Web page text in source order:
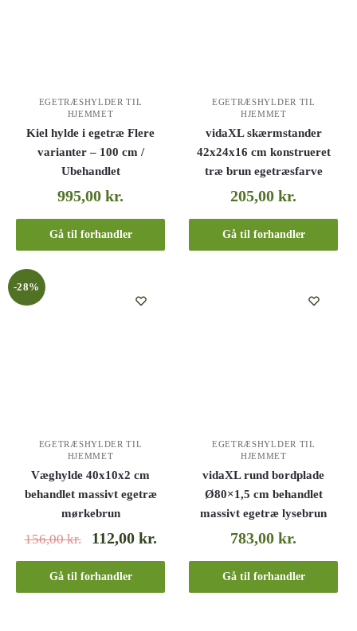
EGETRÆSHYLDER TIL
HJEMMET
Kiel hylde i egetræ Flere
varianter – 100 cm /
Ubehandlet
995,00kr.
Gå til forhandler
EGETRÆSHYLDER TIL
HJEMMET
vidaXL skærmstander
42x24x16 cm konstrueret
træ brun egetræsfarve
205,00kr.
Gå til forhandler
-28%
EGETRÆSHYLDER TIL
HJEMMET
Væghylde 40x10x2 cm
behandlet massivt egetræ
mørkebrun
156,00kr. 112,00 kr.
Gå til forhandler
EGETRÆSHYLDER TIL
HJEMMET
vidaXL rund bordplade
Ø80×1,5 cm behandlet
massivt egetræ lysebrun
783,00kr.
Gå til forhandler